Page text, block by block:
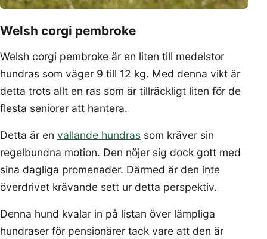
Welsh corgi pembroke
Welsh corgi pembroke är en liten till medelstor
hundras som väger 9 till 12 kg. Med denna vikt är
detta trots allt en ras som är tillräckligt liten för de
flesta seniorer att hantera.
Detta är en vallande hundras som kräver sin
regelbundna motion. Den nöjer sig dock gott med
sina dagliga promenader. Därmed är den inte
överdrivet krävande sett ur detta perspektiv.
Denna hund kvalar in på listan över lämpliga
hundraser för pensionärer tack vare att den är